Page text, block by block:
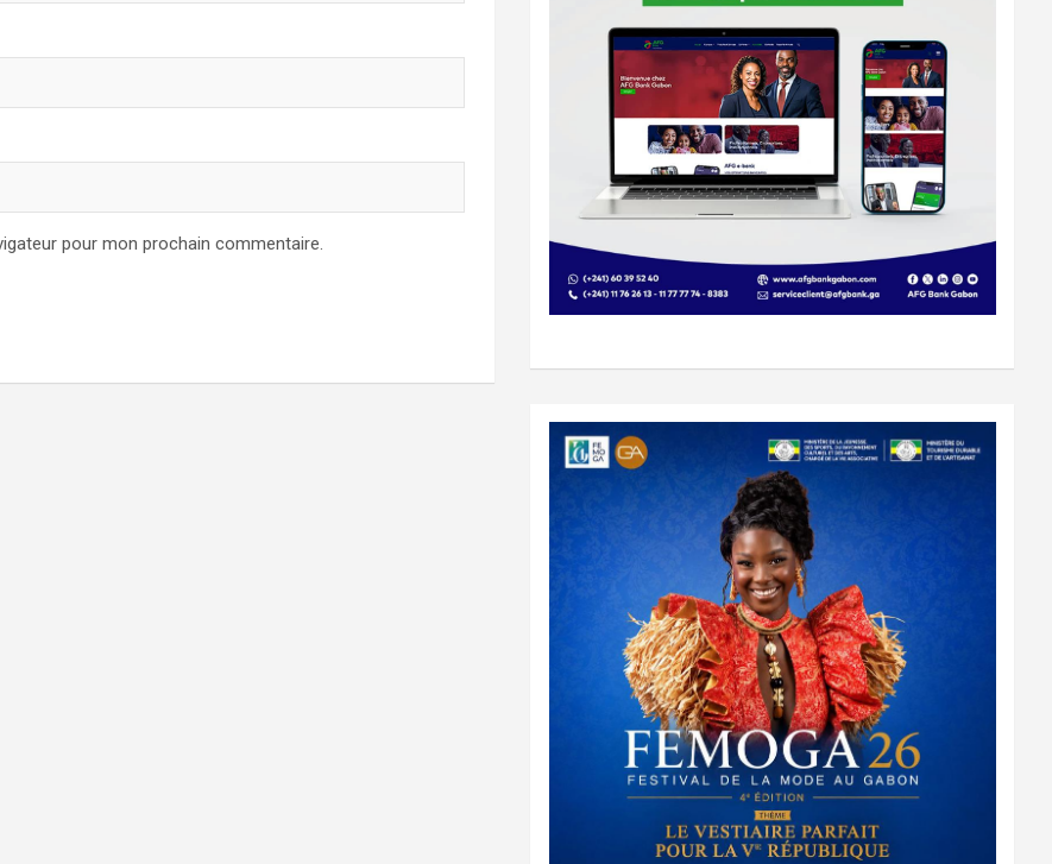
pour mon prochain commentaire.